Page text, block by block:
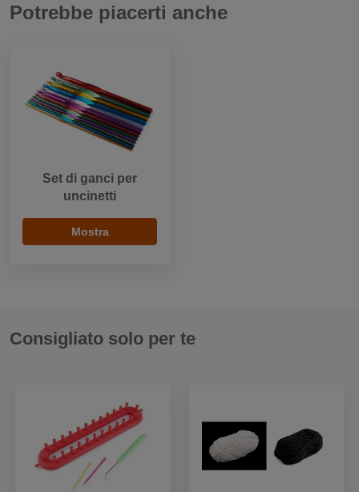
Potrebbe piacerti anche
Set di ganci per
uncinetti
Mostra
Consigliato solo per te